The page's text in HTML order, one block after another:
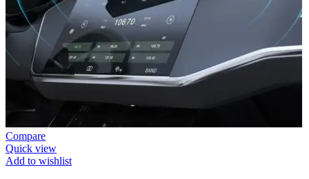
Compare
Quick view
Add to wishlist